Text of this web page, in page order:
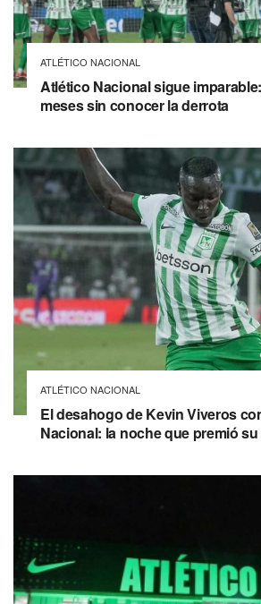
ATLÉTICO NACIONAL
Atlético Nacional sigue
meses sin conocer la derrota
ATLÉTICO NACIONAL
El desahogo de Kevin Viveros
Nacional: la noche que premió